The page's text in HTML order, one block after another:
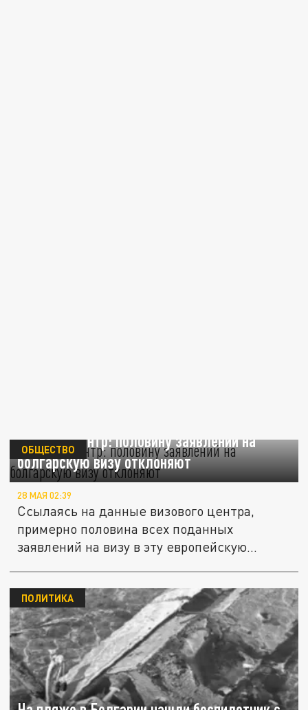
Визовый центр: половину заявлений на
болгарскую визу отклоняют
ОБЩЕСТВО
28 МАЯ 02:39
Ссылаясь на данные визового центра,
примерно половина всех поданных
заявлений на визу в эту европейскую
ПОЛИТИКА